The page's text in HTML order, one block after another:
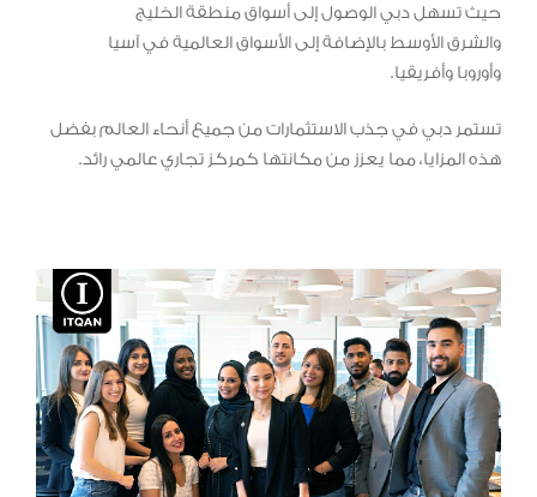
حيث تسهل دبي الوصول إلى أسواق منطقة الخليج
والشرق الأوسط بالإضافة إلى الأسواق العالمية في آسيا
وأوروبا وأفريقيا.
تستمر دبي في جذب الاستثمارات من جميع أنحاء العالم بفضل
هذه المزايا، مما يعزز من مكانتها كمركز تجاري عالمي رائد.